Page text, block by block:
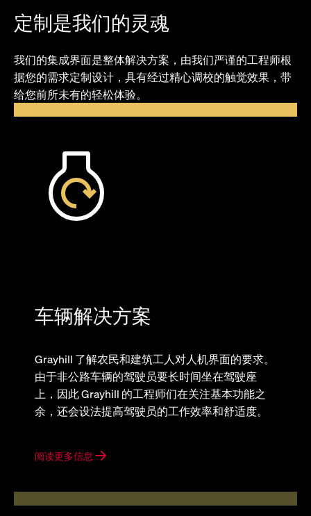
定制是我们的灵魂
我们的集成界面是整体解决方案，由我们严谨的工程师根
据您的需求定制设计，具有经过精心调校的触觉效果，带
给您前所未有的轻松体验。
车辆解决方案
Grayhill 了解农民和建筑工人对人机界面的要求。
由于非公路车辆的驾驶员要长时间坐在驾驶座
上，因此 Grayhill 的工程师们在关注基本功能之
余，还会设法提高驾驶员的工作效率和舒适度。
阅读更多信息